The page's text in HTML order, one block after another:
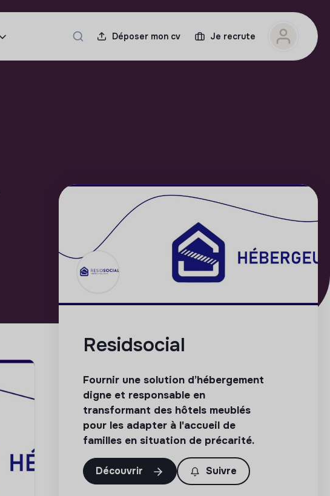
Déposer mon cv Je recrute
Residsocial
Fournir une solution d’hébergement
digne et responsable en
transformant des hôtels meublés
pour les adapter à l'accueil de
familles en situation de précarité.
Découvrir Suivre